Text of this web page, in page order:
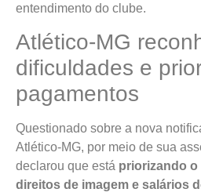
entendimento do clube.
Atlético-MG
dificuldades e
pagamentos
Questionado sobre a nova
Atlético-MG, por meio de sua
declarou que está priorizando o
direitos de imagem e salários